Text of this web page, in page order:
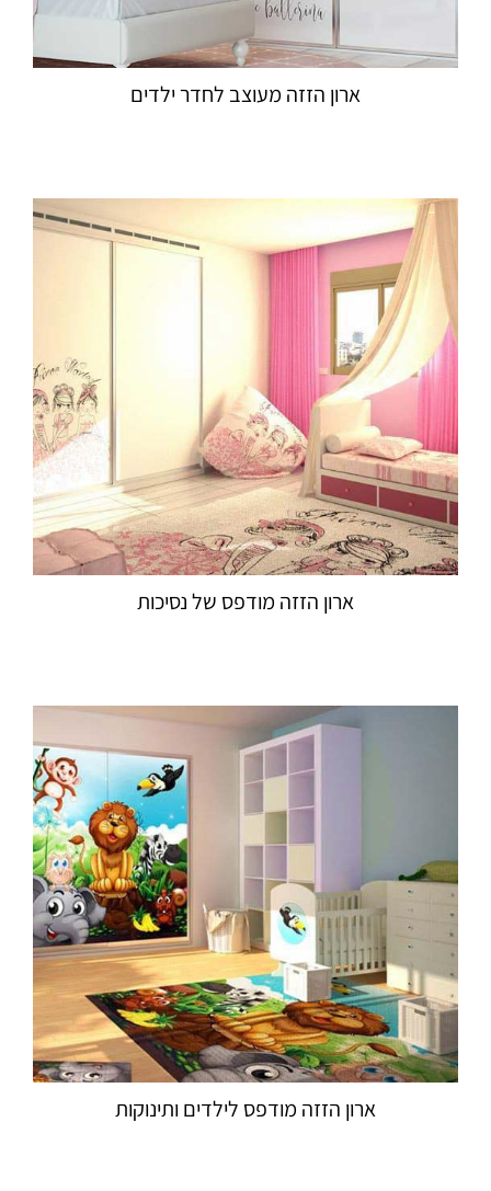
ארון הזזה מעוצב לחדר ילדים
ארון הזזה מודפס של נסיכות
ארון הזזה מודפס לילדים ותינוקות